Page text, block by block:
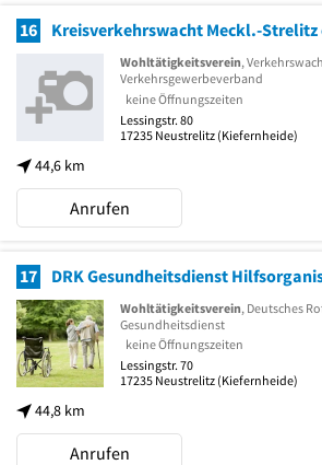
16
44,6 km
Wohltätigkeitsverein,
Verkehrsgewerbeverband
keine Öffnungszeiten
Lessingstr. 80
17235 Neustrelitz (Kiefernheide)
Anrufen
17 DRK Gesundheitsdienst
44,8 km
Wohltätigkeitsverein, Deutsches
Gesundheitsdienst
keine Öffnungszeiten
Lessingstr. 70
17235 Neustrelitz (Kiefernheide)
Anrufen